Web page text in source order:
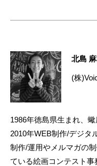
北島
(株
1986年徳島県生まれ、
2010年WEB制作/デジタ
制作/運用やメルマガの
ている絵画コンテスト